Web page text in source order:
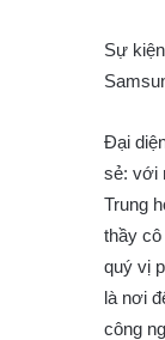
Sự
Đại
sẻ: với
Trung
thầy
quý vị
là nơi
công